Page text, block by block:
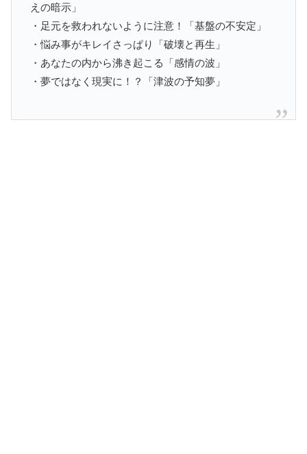
えの暗示」
・足元を救われないように注意！「基盤の不安定」
・悩み事がキレイさっぱり「破壊と再生」
・あなたの内から沸き起こる「感情の波」
・夢ではなく現実に！？「津波の予知夢」